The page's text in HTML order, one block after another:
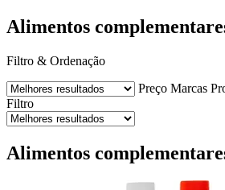
Alimentos
Filtro & Ordenação
Preço Marcas
Filtro
Alimentos